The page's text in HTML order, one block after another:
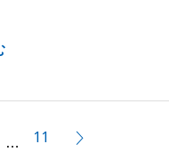
にありがとうござい
の営業を頑張って参
いましたら、いつで
… 11